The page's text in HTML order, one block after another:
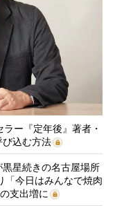
ー『定年後』著者・
込む方法
黒星続きの名古屋場所
「今日はみんなで焼肉
支出増に